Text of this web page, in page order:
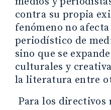
contra su propia
fenómeno no
periodístico de
sino que se
culturales y
la literatura entre
Para los directivos